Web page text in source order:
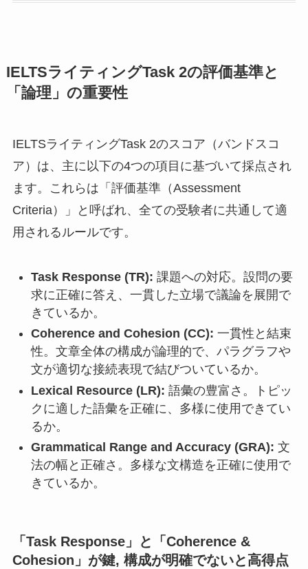
IELTSライティングTask 2の評価基準と
「論理」の重要性
IELTSライティングTask 2のスコア（バンドスコ
ア）は、主に以下の4つの項目に基づいて採点され
ます。これらは「評価基準（Assessment
Criteria）」と呼ばれ、全ての受験者に共通して適
用されるルールです。
Task Response (TR): 課題への対応。設問の要
求に正確に答え、一貫した立場で議論を展開で
きているか。
Coherence and Cohesion (CC): 一貫性と結束
性。文章全体の構成が論理的で、パラグラフや
文が適切な接続表現で結びついているか。
Lexical Resource (LR): 語彙の豊富さ。トピッ
クに適した語彙を正確に、多様に使用できてい
るか。
Grammatical Range and Accuracy (GRA): 文
法の幅と正確さ。多様な文構造を正確に使用で
きているか。
「Task Response」と「Coherence &
Cohesion」が鍵, 構成が明確でないと高得点